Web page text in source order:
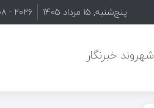
پنج‌شنبه, ۱۵ مرداد ۱۴۰۵ ۲۰۲۶ - ۰۸ - ۰۶
شهروند خبرنگار